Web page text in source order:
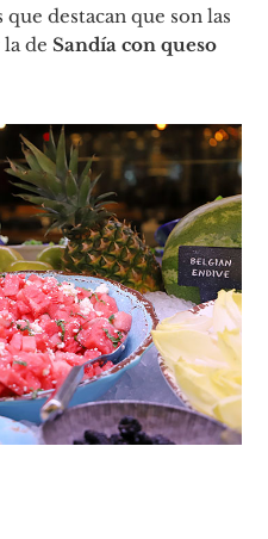
destacan que son las
la deSandía con queso